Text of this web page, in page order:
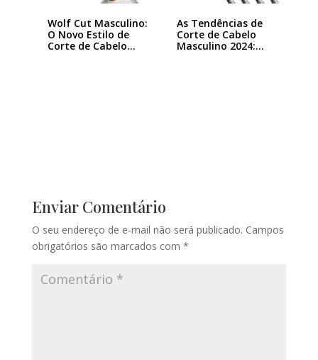
Wolf Cut Masculino:
O Novo Estilo de
Corte de Cabelo…
As Tendências de
Corte de Cabelo
Masculino 2024:…
Enviar Comentário
O seu endereço de e-mail não será publicado. Campos
obrigatórios são marcados com *